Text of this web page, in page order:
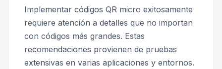
Implementar códigos QR micro exitosamente
requiere atención a detalles que no importan
con códigos más grandes. Estas
recomendaciones provienen de pruebas
extensivas en varias aplicaciones y entornos.